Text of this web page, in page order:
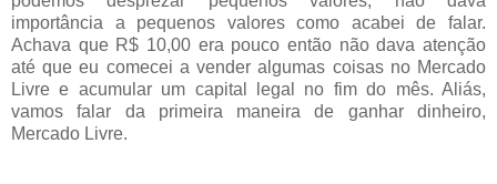
importância a pequenos valores como acabei de falar.
Achava que R$ 10,00 era pouco então não dava atenção
até que eu comecei a vender algumas coisas no Mercado
Livre e acumular um capital legal no fim do mês. Aliás,
vamos falar da primeira maneira de ganhar dinheiro,
Mercado Livre.